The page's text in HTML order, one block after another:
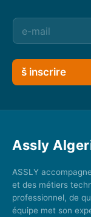
š inscrire
Assly
ASSLY
et des métiers
professionnel, de
équipe met son